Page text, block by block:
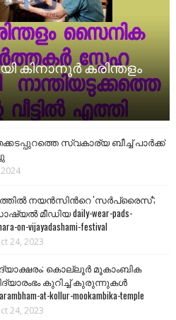
കിനാനൂർ കരിന്തളം
സ്വകാര്യ ബീച്ച് പാര്‍ക്ക്
2024
നയന്‍സിന്‍റെ 'സര്‍പ്രൈസ്';
മീഡിയ daily-wear-pads-
on-vijayadashami-festival
24, 2023
കൊല്ലൂർ മൂകാംബിക
കുറിച്ച് കുരുന്നുകൾ
at-kollur-mookambika-temple
24, 2023